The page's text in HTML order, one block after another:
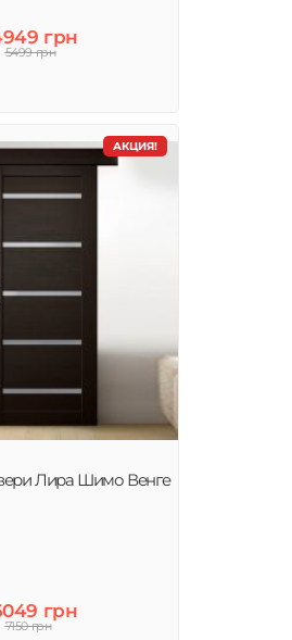
грн
5499 грн
АКЦИЯ!
Лира Шимо Венге
грн
7150 грн